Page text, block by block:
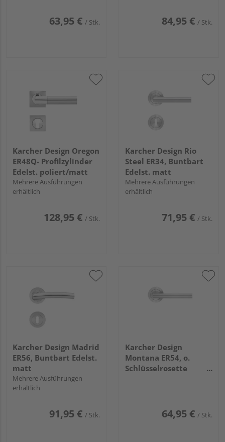
63,95 € / Stk. 84,95 € / Stk.
Karcher Design Oregon
ER48Q- Profilzylinder
Edelst. poliert/matt
Mehrere Ausführungen
erhältlich
128,95 € / Stk.
Karcher Design Rio
Steel ER34, Buntbart
Edelst. matt
Mehrere Ausführungen
erhältlich
71,95 € / Stk.
Karcher Design Madrid
ER56, Buntbart Edelst.
matt
Mehrere Ausführungen
erhältlich
91,95 € / Stk.
Karcher Design
Montana ER54, o.
Schlüsselrosette
64,95 € / Stk.